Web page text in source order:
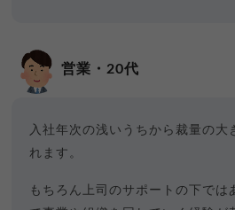
営業・20代
入社年次の浅いうちから裁量の大
れます。
もちろん上司のサポートの下では